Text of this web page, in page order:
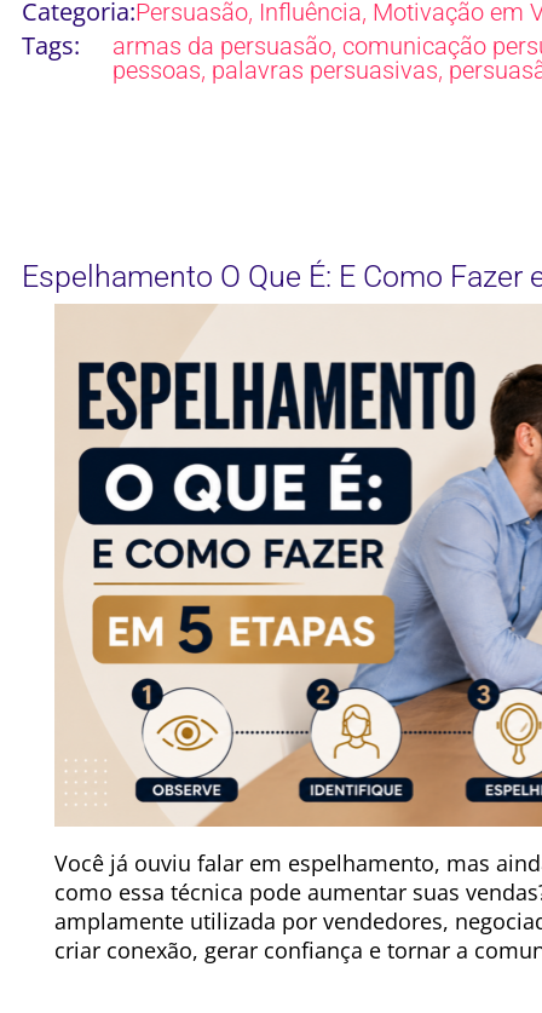
Categoria:Persuasão, Influência, Motivação em
Tags: armas da persuasão, comunicação
pessoas, palavras persuasivas,
Espelhamento O Que É: E Como Fazer
Você já ouviu falar em espelhamento, mas
como essa técnica pode aumentar suas
amplamente utilizada por vendedores,
criar conexão, gerar confiança e tornar a